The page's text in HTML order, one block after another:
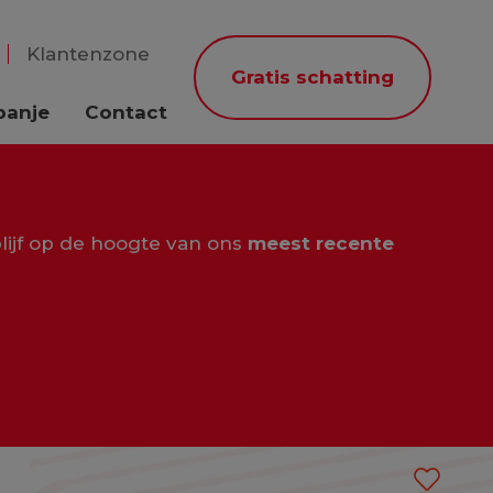
Klantenzone
Contact
Gratis schatting
op de hoogte van ons meest recente